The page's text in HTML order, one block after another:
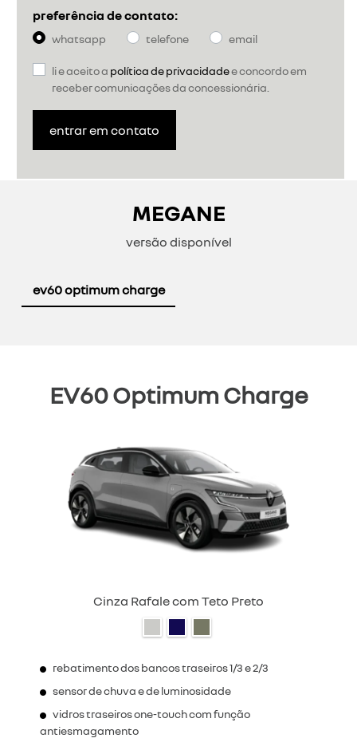
preferência de contato:
whatsapp telefone email
li e aceito a política de privacidadee concordo em
receber comunicações da concessionária.
entrar em contato
MEGANE
versão disponível
ev60 optimum charge
EV60 Optimum Charge
Cinza Rafale com Teto Preto
rebatimento dos bancos traseiros 1/3 e 2/3
sensor de chuva e de luminosidade
vidros traseiros one-touch com função
antiesmagamento